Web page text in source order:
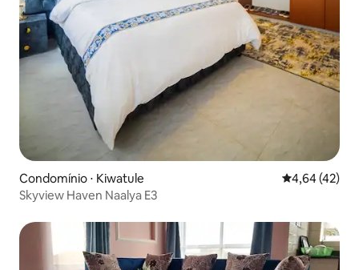
Condomínio ⋅ Kiwatule 4,64 de uma
4,64 (42)
Skyview Haven Naalya E3